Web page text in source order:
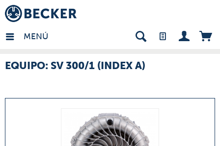
MENÚ
- ES
EQUIPO: SV 300/1 (INDEX A)